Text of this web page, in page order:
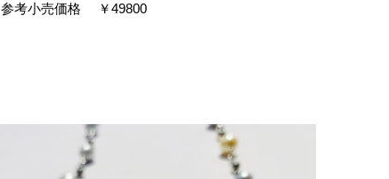
参考小売価格 ￥49800